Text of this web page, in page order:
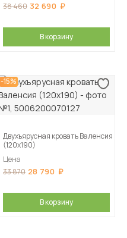
38 460 32 690
В корзину
-15%
Двухъярусная кровать Валенсия
(120х190)
Цена
33 870 28 790
В корзину